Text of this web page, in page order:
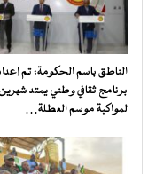
الناطق باسم الحكومة: تم
برنامج ثقافي وطني يمتد شهرين
لمواكبة موسم العطلة…